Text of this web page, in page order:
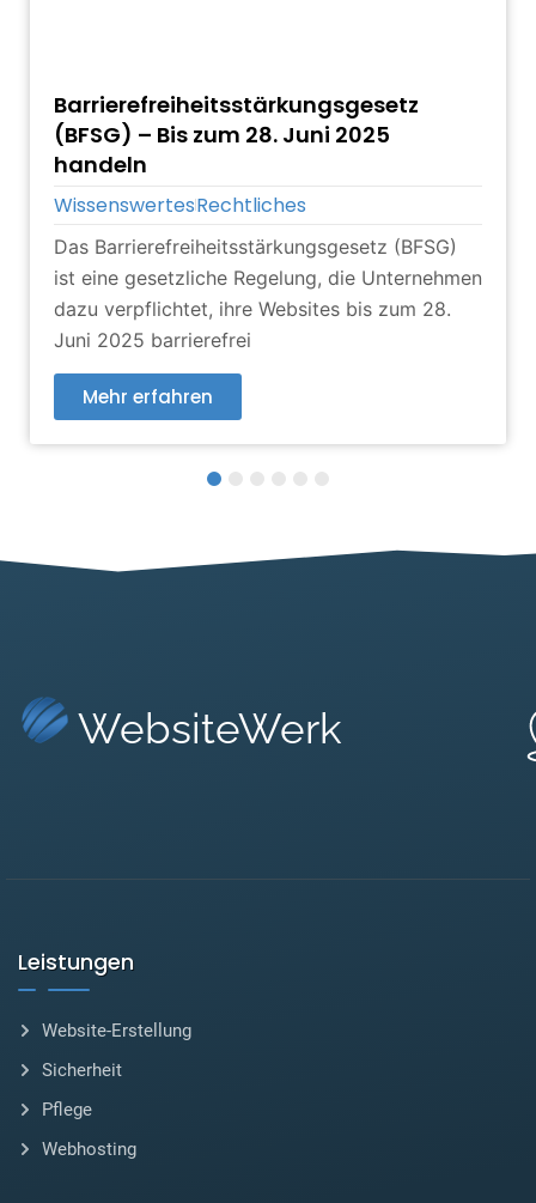
Barrierefreiheitsstärkungsgesetz
(BFSG) – Bis zum 28. Juni 2025
handeln
WissenswertesRechtliches
Das Barrierefreiheitsstärkungsgesetz (BFSG)
ist eine gesetzliche Regelung, die Unternehmen
dazu verpflichtet, ihre Websites bis zum 28.
Juni 2025 barrierefrei
Mehr erfahren
WebsiteWerk
Leistungen
Website-Erstellung
Sicherheit
Pflege
Webhosting